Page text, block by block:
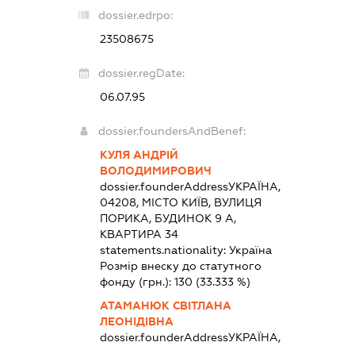
dossier.edrpo:
23508675
dossier.regDate:
06.07.95
dossier.foundersAndBenef:
КУЛЯ АНДРІЙ
ВОЛОДИМИРОВИЧ
dossier.founderAddressУКРАЇНА,
04208, МІСТО КИЇВ, ВУЛИЦЯ
ПОРИКА, БУДИНОК 9 А,
КВАРТИРА 34
statements.nationality: Україна
Розмір внеску до статутного
фонду (грн.): 130 (33.333 %)
АТАМАНЮК СВІТЛАНА
ЛЕОНІДІВНА
dossier.founderAddressУКРАЇНА,